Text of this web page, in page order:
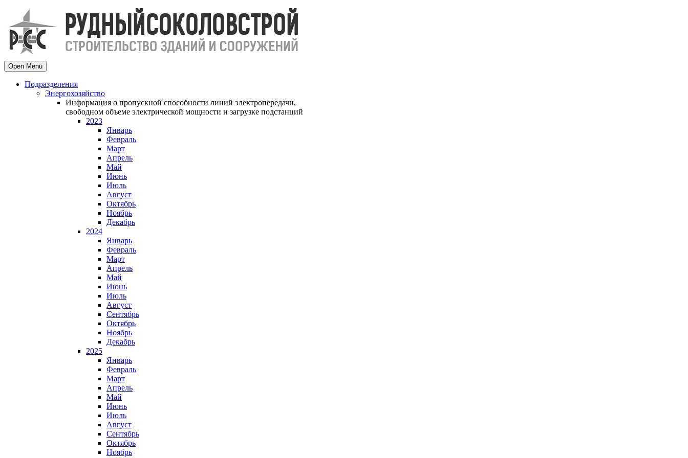
Open Menu
Подразделения
Энергохозяйство
Информация о пропускной способности линий электропередачи,
свободном объеме электрической мощности и загрузке подстанций
2023
Январь
Февраль
Март
Апрель
Май
Июнь
Июль
Август
Октябрь
Ноябрь
Декабрь
2024
Январь
Февраль
Март
Апрель
Май
Июнь
Июль
Август
Сентябрь
Октябрь
Ноябрь
Декабрь
2025
Январь
Февраль
Март
Апрель
Май
Июнь
Июль
Август
Сентябрь
Октябрь
Ноябрь